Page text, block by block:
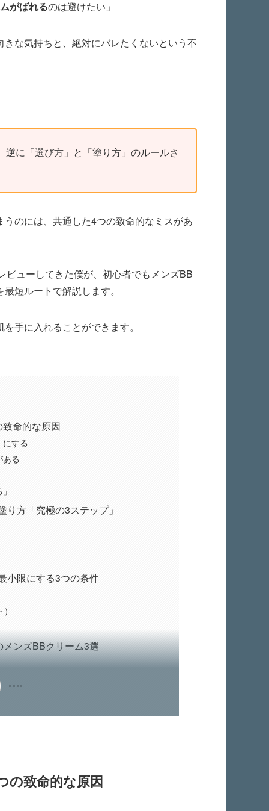
がばれるのは避けたい」
な気持ちと、絶対にバレたくないという不
逆に「選び方」と「塗り方」のルールさ
のには、共通した4つの致命的なミスがあ
ューしてきた僕が、初心者でもメンズBB
短ルートで解説します。
手に入れることができます。
命的な原因
する
ある
方「究極の3ステップ」
小限にする3つの条件
ンズBBクリーム3選
の致命的な原因